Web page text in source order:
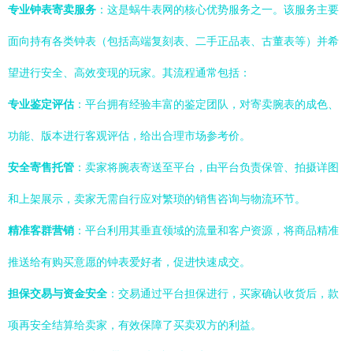
专业钟表寄卖服务 ：这是蜗牛表网的核心优势服务之一。该服务主要
面向持有各类钟表（包括高端复刻表、二手正品表、古董表等）并希
望进行安全、高效变现的玩家。其流程通常包括：
专业鉴定评估：平台拥有经验丰富的鉴定团队，对寄卖腕表的成色、
功能、版本进行客观评估，给出合理市场参考价。
安全寄售托管 ：卖家将腕表寄送至平台，由平台负责保管、拍摄详图
和上架展示，卖家无需自行应对繁琐的销售咨询与物流环节。
精准客群营销 ：平台利用其垂直领域的流量和客户资源，将商品精准
推送给有购买意愿的钟表爱好者，促进快速成交。
担保交易与资金安全 ：交易通过平台担保进行，买家确认收货后，款
项再安全结算给卖家，有效保障了买卖双方的利益。